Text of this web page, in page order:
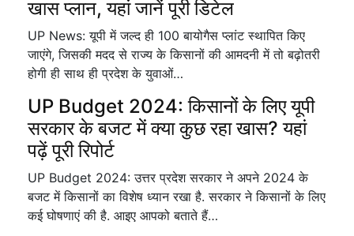
खास प्लान, यहां जानें पूरी डिटेल
UP News: यूपी में जल्द ही 100 बायोगैस प्लांट स्थापित किए
जाएंगे, जिसकी मदद से राज्य के किसानों की आमदनी में तो बढ़ोतरी
होगी ही साथ ही प्रदेश के युवाओं…
UP Budget 2024: किसानों के लिए यूपी
सरकार के बजट में क्या कुछ रहा खास? यहां
पढ़ें पूरी रिपोर्ट
UP Budget 2024: उत्तर प्रदेश सरकार ने अपने 2024 के
बजट में किसानों का विशेष ध्यान रखा है. सरकार ने किसानों के लिए
कई घोषणाएं की है. आइए आपको बताते हैं…